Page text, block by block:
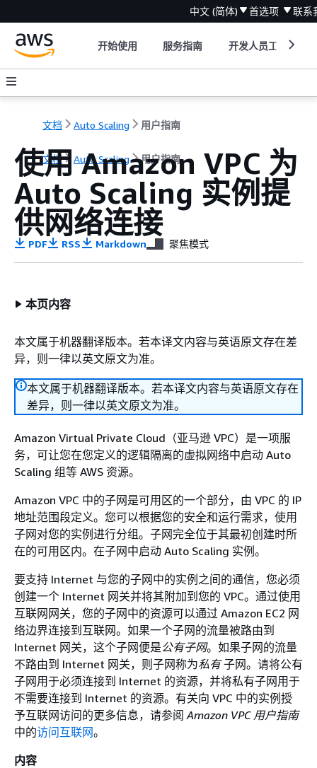
中文 (简体) 首选项 联系
开始使用 服务指南 开发人员工具
文档 Auto Scaling 用户指南
文档 Auto Scaling 用户指南
使用 Amazon VPC 为
Auto Scaling 实例提
供网络连接
PDF RSS Markdown 聚焦模式
本页内容
本文属于机器翻译版本。若本译文内容与英语原文存在差
异，则一律以英文原文为准。
本文属于机器翻译版本。若本译文内容与英语原文存在
差异，则一律以英文原文为准。
Amazon Virtual Private Cloud（亚马逊 VPC）是一项服
务，可让您在您定义的逻辑隔离的虚拟网络中启动 Auto
Scaling 组等 AWS 资源。
Amazon VPC 中的子网是可用区的一个部分，由 VPC 的 IP
地址范围段定义。您可以根据您的安全和运行需求，使用
子网对您的实例进行分组。子网完全位于其最初创建时所
在的可用区内。在子网中启动 Auto Scaling 实例。
要支持 Internet 与您的子网中的实例之间的通信，您必须
创建一个 Internet 网关并将其附加到您的 VPC。通过使用
互联网网关，您的子网中的资源可以通过 Amazon EC2 网
络边界连接到互联网。如果一个子网的流量被路由到
Internet 网关，这个子网便是公有子网。如果子网的流量
不路由到 Internet 网关，则子网称为私有子网。请将公有
子网用于必须连接到 Internet 的资源，并将私有子网用于
不需要连接到 Internet 的资源。有关向 VPC 中的实例授
予互联网访问的更多信息，请参阅Amazon VPC 用户指南
中的访问互联网。
内容